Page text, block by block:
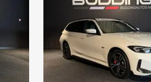
leder
met leder bekleed (255)
stop systeem